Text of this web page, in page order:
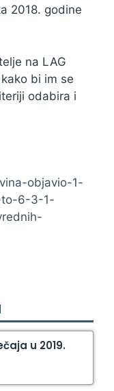
2018. godine
na LAG
bi im se
odabira i
objavio-1-
to-6-3-1-
u 2019.